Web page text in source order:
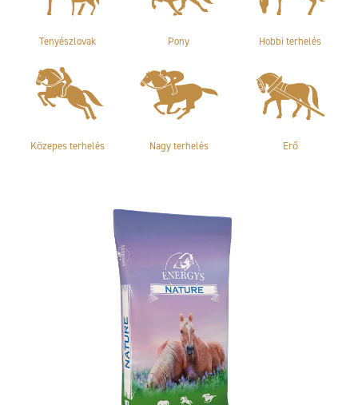
Tenyészlovak Pony Hobbi terhelés
Közepes terhelés Nagy terhelés Erő